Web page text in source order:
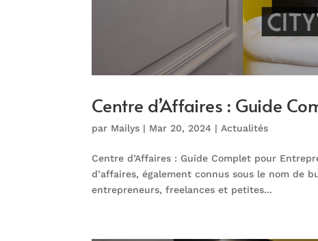
Centre d’Affaires : Guide
par Mailys | Mar 20, 2024 |Actualités
Centre d’Affaires : Guide Complet pour
d’affaires, également connus sous le nom de
entrepreneurs, freelances et petites...